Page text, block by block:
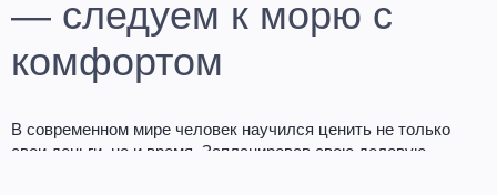
— следуем к морю с
комфортом
В современном мире человек научился ценить не только
свои деньги, но и время. Запланировав свою деловую